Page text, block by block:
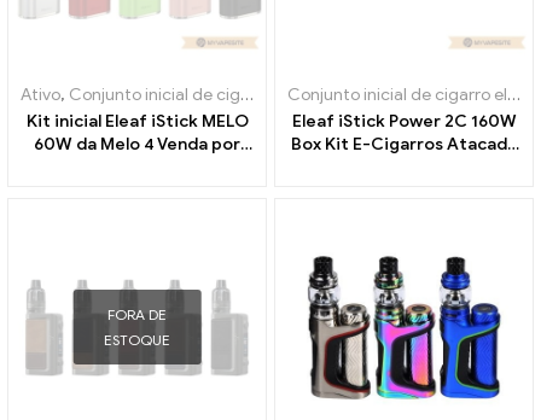
Ativo, Conjunto inicial de cigarro eletrônico
Kit inicial Eleaf iStick MELO
60W da Melo 4 Venda por
Conjunto inicial de cigarro eletrônico
Eleaf iStick Power 2C 160W
Box Kit E-Cigarros Atacado
FORA DE
ESTOQUE